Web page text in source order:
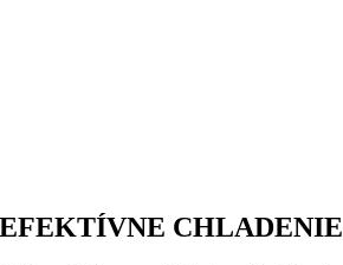
EFEKTÍVNE CHLADENIE